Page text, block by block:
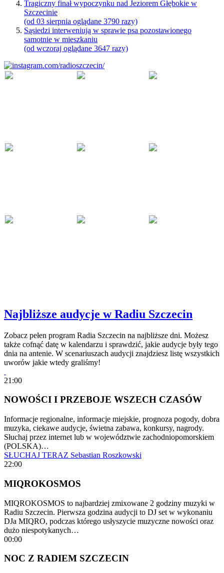
Tragiczny finał wypoczynku nad Jeziorem Głębokie w
Szczecinie
(od 03 sierpnia oglądane 3790 razy)
Sąsiedzi interweniują w sprawie psa pozostawionego
samotnie w mieszkaniu
(od wczoraj oglądane 3647 razy)
Najbliższe audycje w Radiu Szczecin
Zobacz pełen program Radia Szczecin na najbliższe dni. Możesz
także cofnąć datę w kalendarzu i sprawdzić, jakie audycje były tego
dnia na antenie. W scenariuszach audycji znajdziesz listę wszystkich
uworów jakie wtedy graliśmy!
21:00
NOWOŚCI I PRZEBOJE WSZECH CZASÓW
Informacje regionalne, informacje miejskie, prognoza pogody, dobra
muzyka, ciekawe audycje, świetna zabawa, konkursy, nagrody.
Słuchaj przez internet lub w województwie zachodniopomorskiem
(POLSKA)…
SŁUCHAJ TERAZ Sebastian Roszkowski
22:00
MIQROKOSMOS
MIQROKOSMOS to najbardziej zmixowane 2 godziny muzyki w
Radiu Szczecin. Pierwsza godzina audycji to DJ set w wykonaniu
DJa MIQRO, podczas którego usłyszycie muzyczne nowości oraz
dużo niespotykanych…
00:00
NOC Z RADIEM SZCZECIN